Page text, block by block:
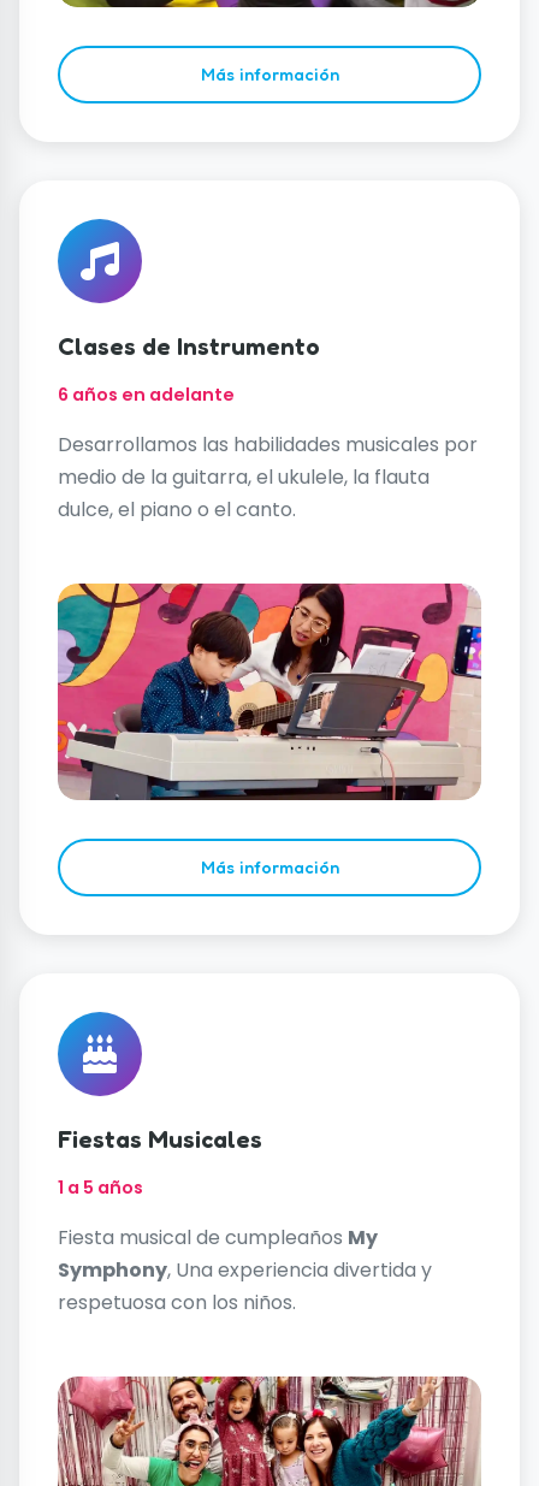
Más información
Clases de Instrumento
6 años en adelante
Desarrollamos las habilidades musicales por
medio de la guitarra, el ukulele, la flauta
dulce, el piano o el canto.
Más información
Fiestas Musicales
1 a 5 años
Fiesta musical de cumpleaños My
Symphony, Una experiencia divertida y
respetuosa con los niños.